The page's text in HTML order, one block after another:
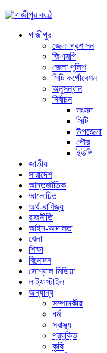
গাজীপুর
জেলা প্রশাসন
জিএমপি
জেলা পুলিশ
সিটি কর্পোরেশন
অনুসন্ধান
নির্বাচন
সংসদ
সিটি
উপজেলা
পৌর
ইউপি
জাতীয়
সারাদেশ
আন্তর্জাতিক
আলোচিত
অর্থ-বাণিজ্য
রাজনীতি
আইন-আদালত
খেলা
শিক্ষা
বিনোদন
সোশ্যাল মিডিয়া
লাইফস্টাইল
অন্যান্য
সম্পাদকীয়
ধর্ম
স্বাস্থ্য
প্রযুক্তি
কৃষি